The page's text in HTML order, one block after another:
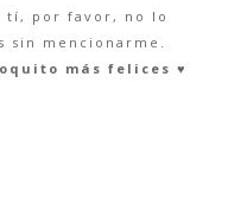
tí, por favor, no lo
mencionarme.
más felices ♥︎